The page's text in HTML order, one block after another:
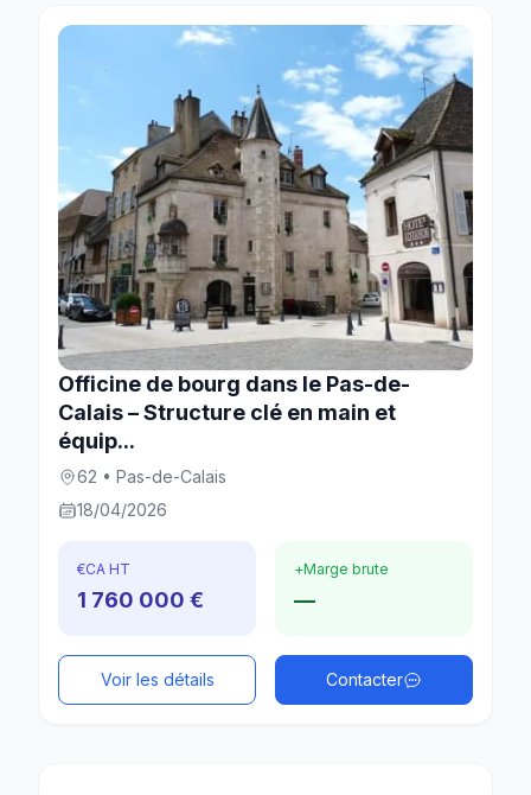
Officine de bourg dans le Pas-de-
Calais – Structure clé en main et
équip...
62 • Pas-de-Calais
18/04/2026
€CA HT
1 760 000 €
+Marge brute
—
Voir les détails Contacter